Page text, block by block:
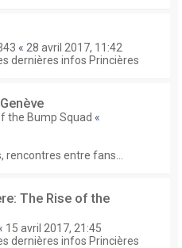
« 28 avril 2017, 11:42
dernières infos Princières
the Bump Squad «
rencontres entre fans...
The Rise of the
15 avril 2017, 21:45
dernières infos Princières